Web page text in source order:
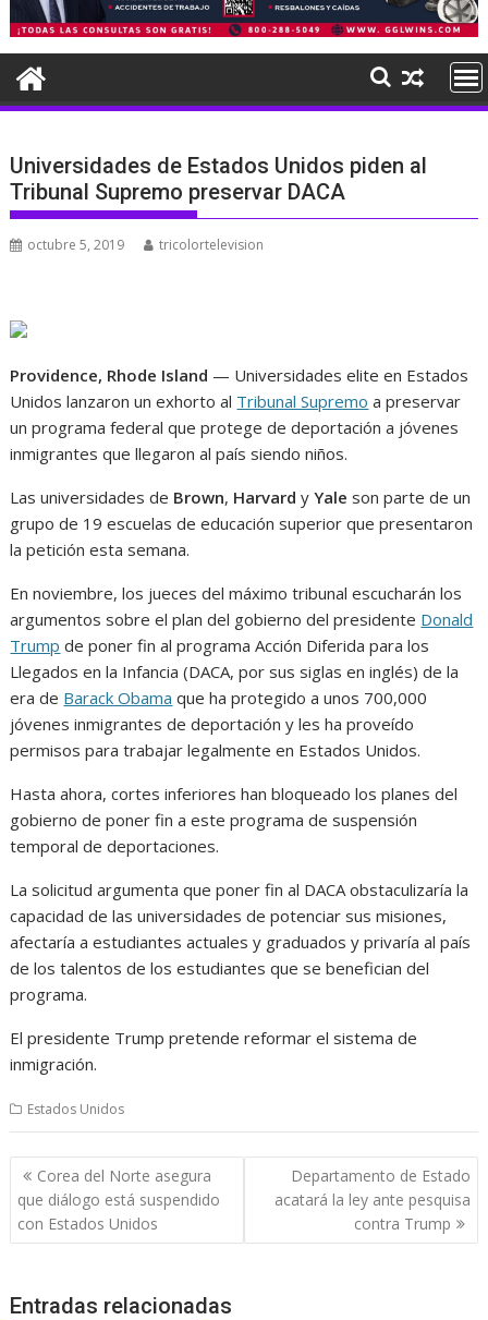
Universidades de Estados Unidos piden al
Tribunal Supremo preservar DACA
octubre 5, 2019 tricolortelevision
Providence, Rhode Island — Universidades elite en Estados
Unidos lanzaron un exhorto al Tribunal Supremo a preservar
un programa federal que protege de deportación a jóvenes
inmigrantes que llegaron al país siendo niños.
Las universidades de Brown, HarvardyYale son parte de un
grupo de 19 escuelas de educación superior que presentaron
la petición esta semana.
En noviembre, los jueces del máximo tribunal escucharán los
argumentos sobre el plan del gobierno del presidente Donald
Trump de poner fin al programa Acción Diferida para los
Llegados en la Infancia (DACA, por sus siglas en inglés) de la
era de Barack Obama que ha protegido a unos 700,000
jóvenes inmigrantes de deportación y les ha proveído
permisos para trabajar legalmente en Estados Unidos.
Hasta ahora, cortes inferiores han bloqueado los planes del
gobierno de poner fin a este programa de suspensión
temporal de deportaciones.
La solicitud argumenta que poner fin al DACA obstaculizaría la
capacidad de las universidades de potenciar sus misiones,
afectaría a estudiantes actuales y graduados y privaría al país
de los talentos de los estudiantes que se benefician del
programa.
El presidente Trump pretende reformar el sistema de
inmigración.
Estados Unidos
Navegación
de
entradas
Corea del Norte asegura
que diálogo está suspendido
con Estados Unidos
Departamento de Estado
acatará la ley ante pesquisa
contra Trump
Entradas relacionadas